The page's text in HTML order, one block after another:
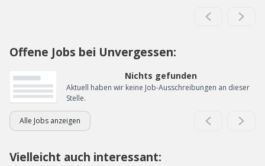
Offene Jobs bei Unvergessen:
Nichts gefunden
Aktuell haben wir keine Job-Ausschreibungen an dieser
Stelle.
Alle Jobs anzeigen
Vielleicht auch interessant: